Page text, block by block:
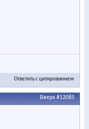
Ответить с цитированием
Вверх #12085